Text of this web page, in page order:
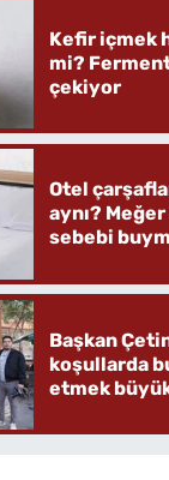
Kefir içmek
mi?
çekiyor
Otel
aynı?
sebebi
Başkan
koşullarda
etmek